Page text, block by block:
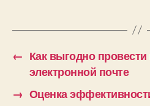
← Как выгодно
электронной почте
→ Оценка